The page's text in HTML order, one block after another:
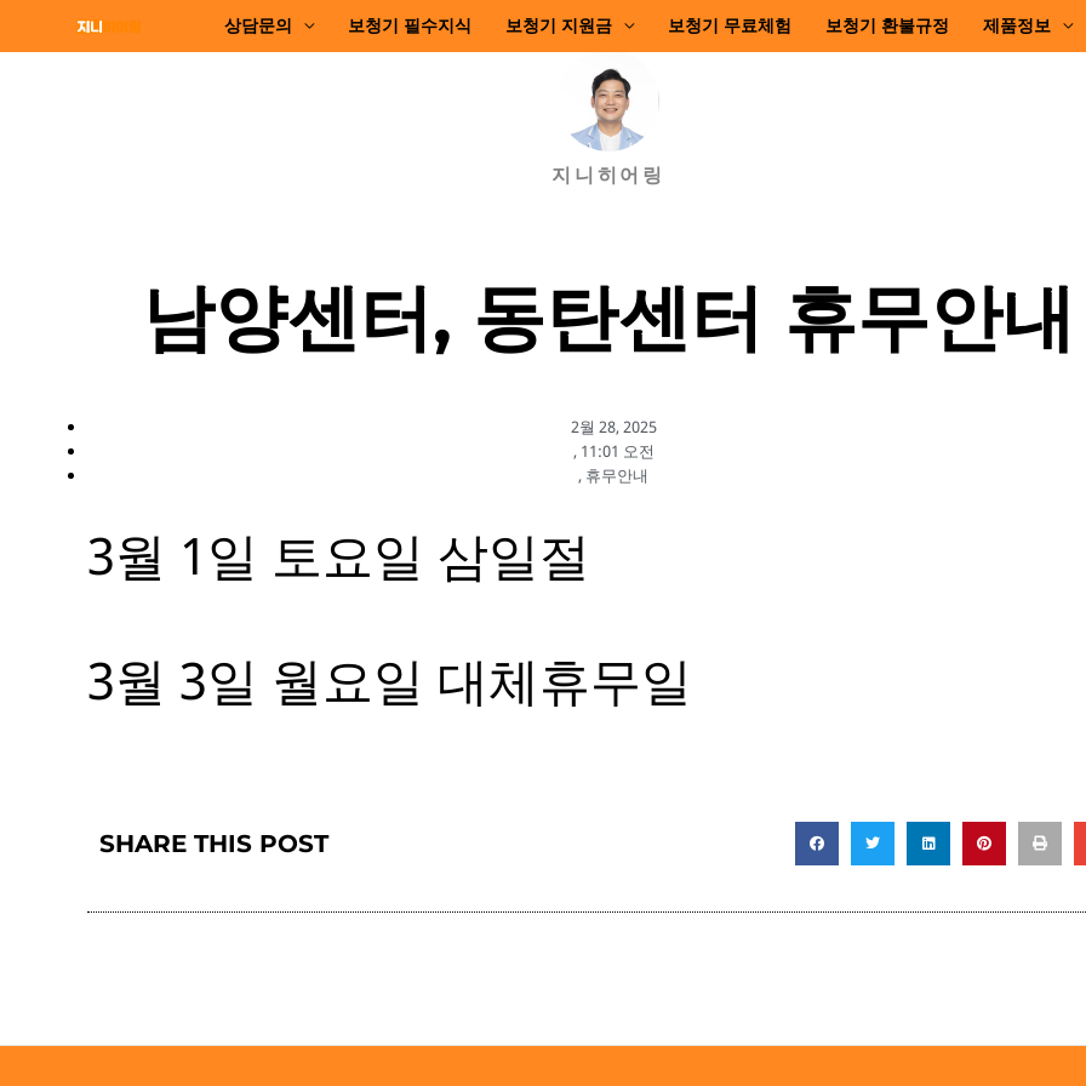
상담문의 보청기 필수지식 보청기 지원금 보청기 무료체험 보청기 환불규정 제품정보
지니히어링
남양센터, 동탄센터 휴무안내
2월 28, 2025
,11:01 오전
, 휴무안내
3월 1일 토요일 삼일절
3월 3일 월요일 대체휴무일
SHARE THIS POST